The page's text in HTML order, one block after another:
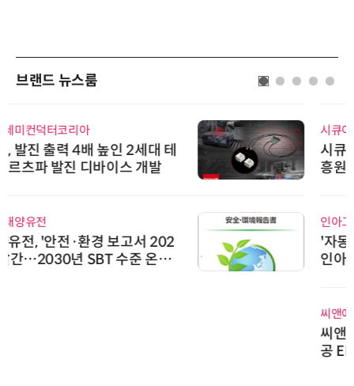
브랜드 뉴스룸
시큐어링크
시큐어링크, 중소기업기술정보진
흥원 AI 초격차 R&D 사업 최종 선
인아그룹
'자동화 산업의 새로운 가능성'…
인아그룹 전국 7개 도시 세미나 페